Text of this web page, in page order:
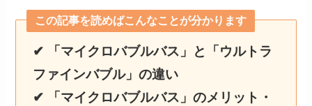
この記事を読めばこんなことが分かります
✔ 「マイクロバブルバス」と「ウルトラ
ファインバブル」の違い
✔ 「マイクロバブルバス」のメリット・